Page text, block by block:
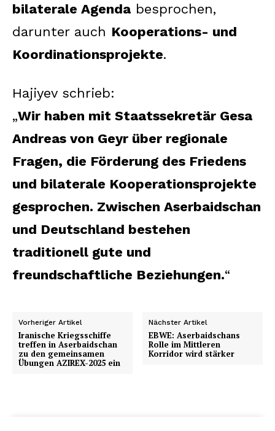
bilaterale Agenda besprochen,
darunter auch Kooperations- und
Koordinationsprojekte.
Hajiyev schrieb:
„Wir haben mit Staatssekretär Gesa
Andreas von Geyr über regionale
Fragen, die Förderung des Friedens
und bilaterale Kooperationsprojekte
gesprochen. Zwischen Aserbaidschan
und Deutschland bestehen
traditionell gute und
freundschaftliche Beziehungen.“
Vorheriger Artikel
Iranische Kriegsschiffe
treffen in Aserbaidschan
zu den gemeinsamen
Übungen AZIREX-2025 ein
Nächster Artikel
EBWE: Aserbaidschans
Rolle im Mittleren
Korridor wird stärker